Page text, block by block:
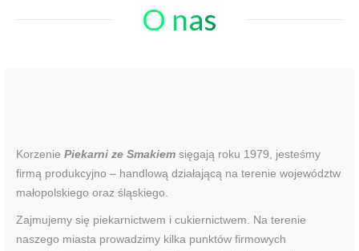
O nas
Korzenie Piekarni ze Smakiem sięgają roku 1979, jesteśmy
firmą produkcyjno – handlową działającą na terenie województw
małopolskiego oraz śląskiego.
Zajmujemy się piekarnictwem i cukiernictwem. Na terenie
naszego miasta prowadzimy kilka punktów firmowych